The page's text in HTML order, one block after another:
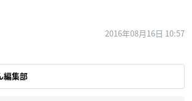
2016年08月16日 10:57
編集部